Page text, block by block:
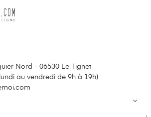
Nord - 06530 Le Tignet
au vendredi de 9h à 19h)
